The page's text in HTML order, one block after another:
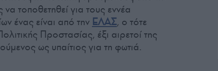
τοποθετηθεί για τους εννέα
ένας είναι από την ΕΛΑΣ, ο τότε
Προστασίας, έξι αιρετοί της
ως υπαίτιος για τη φωτιά.